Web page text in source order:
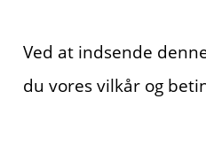
Ved at indsende
du vores vilkår og